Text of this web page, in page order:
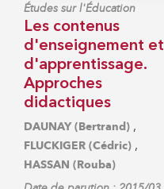
Études sur l'Éducation
Les contenus
d'enseignement et
d'apprentissage.
Approches
didactiques
DAUNAY (Bertrand) ,
FLUCKIGER (Cédric) ,
HASSAN (Rouba)